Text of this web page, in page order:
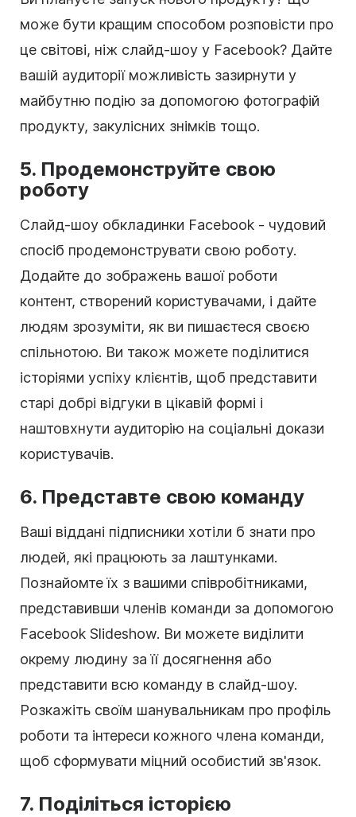
може бути кращим способом розповісти про
це світові, ніж слайд-шоу у Facebook? Дайте
вашій аудиторії можливість зазирнути у
майбутню подію за допомогою фотографій
продукту, закулісних знімків тощо.
5. Продемонструйте свою
роботу
Слайд-шоу обкладинки Facebook - чудовий
спосіб продемонструвати свою роботу.
Додайте до зображень вашої роботи
контент, створений користувачами, і дайте
людям зрозуміти, як ви пишаєтеся своєю
спільнотою. Ви також можете поділитися
історіями успіху клієнтів, щоб представити
старі добрі відгуки в цікавій формі і
наштовхнути аудиторію на соціальні докази
користувачів.
6. Представте свою команду
Ваші віддані підписники хотіли б знати про
людей, які працюють за лаштунками.
Познайомте їх з вашими співробітниками,
представивши членів команди за допомогою
Facebook Slideshow. Ви можете виділити
окрему людину за її досягнення або
представити всю команду в слайд-шоу.
Розкажіть своїм шанувальникам про профіль
роботи та інтереси кожного члена команди,
щоб сформувати міцний особистий зв'язок.
7. Поділіться історією